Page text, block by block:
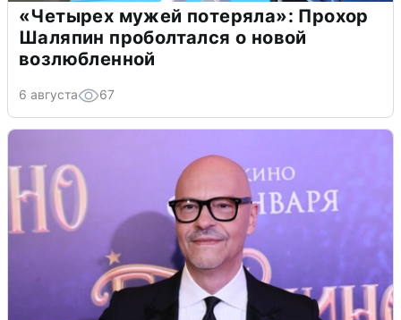
«Четырех мужей потеряла»: Прохор
Шаляпин проболтался о новой
возлюбленной
6 августа 67